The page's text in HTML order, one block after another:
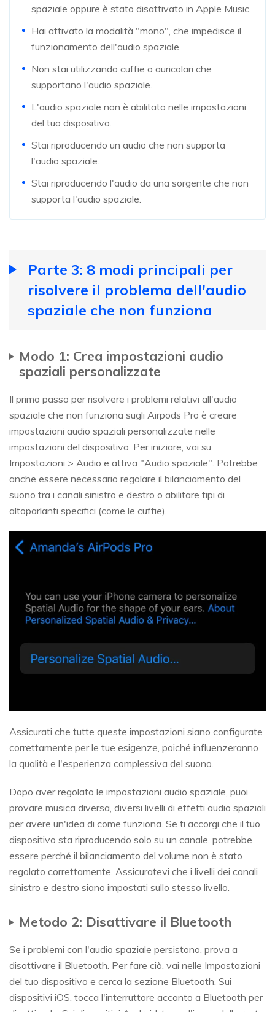
spaziale oppure è stato disattivato in Apple Music.
Hai attivato la modalità "mono", che impedisce il
funzionamento dell'audio spaziale.
Non stai utilizzando cuffie o auricolari che
supportano l'audio spaziale.
L'audio spaziale non è abilitato nelle impostazioni
del tuo dispositivo.
Stai riproducendo un audio che non supporta
l'audio spaziale.
Stai riproducendo l'audio da una sorgente che non
supporta l'audio spaziale.
Parte 3: 8 modi principali per
risolvere il problema dell'audio
spaziale che non funziona
Modo 1: Crea impostazioni audio
spaziali personalizzate
Il primo passo per risolvere i problemi relativi all'audio
spaziale che non funziona sugli Airpods Pro è creare
impostazioni audio spaziali personalizzate nelle
impostazioni del dispositivo. Per iniziare, vai su
Impostazioni > Audio e attiva "Audio spaziale". Potrebbe
anche essere necessario regolare il bilanciamento del
suono tra i canali sinistro e destro o abilitare tipi di
altoparlanti specifici (come le cuffie).
Assicurati che tutte queste impostazioni siano configurate
correttamente per le tue esigenze, poiché influenzeranno
la qualità e l'esperienza complessiva del suono.
Dopo aver regolato le impostazioni audio spaziale, puoi
provare musica diversa, diversi livelli di effetti audio spaziali
per avere un'idea di come funziona. Se ti accorgi che il tuo
dispositivo sta riproducendo solo su un canale, potrebbe
essere perché il bilanciamento del volume non è stato
regolato correttamente. Assicuratevi che i livelli dei canali
sinistro e destro siano impostati sullo stesso livello.
Metodo 2: Disattivare il Bluetooth
Se i problemi con l'audio spaziale persistono, prova a
disattivare il Bluetooth. Per fare ciò, vai nelle Impostazioni
del tuo dispositivo e cerca la sezione Bluetooth. Sui
dispositivi iOS, tocca l'interruttore accanto a Bluetooth per